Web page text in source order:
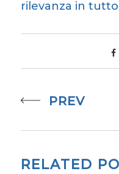
rilevanza in
PREV
RELATED